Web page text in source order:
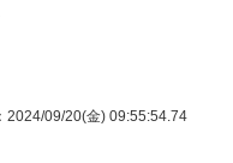
：2024/09/20(金) 09:55:54.74